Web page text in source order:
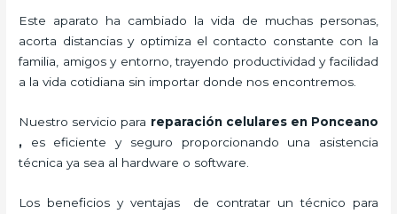
Este aparato ha cambiado la vida de muchas personas,
acorta distancias y optimiza el contacto constante con la
familia, amigos y entorno, trayendo productividad y facilidad
a la vida cotidiana sin importar donde nos encontremos.
Nuestro servicio para reparación celulares en Ponceano
, es eficiente y seguro proporcionando una asistencia
técnica ya sea al hardware o software.
Los beneficios y ventajas de contratar un técnico para